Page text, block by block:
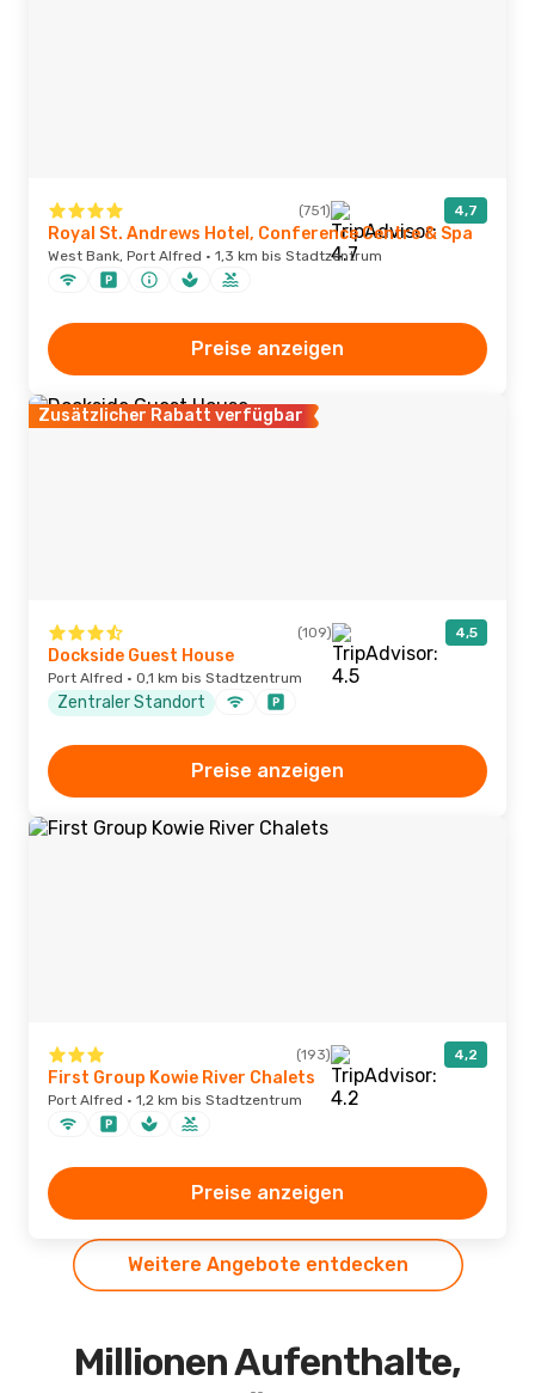
(751) 4,7
Royal St. Andrews Hotel, Conference Centre & Spa
West Bank, Port Alfred · 1,3 km bis Stadtzentrum
Preise anzeigen
Zusätzlicher Rabatt verfügbar
(109) 4,5
Dockside Guest House
Port Alfred · 0,1 km bis Stadtzentrum
Zentraler Standort
Preise anzeigen
(193) 4,2
First Group Kowie River Chalets
Port Alfred · 1,2 km bis Stadtzentrum
Preise anzeigen
Weitere Angebote entdecken
Millionen Aufenthalte,